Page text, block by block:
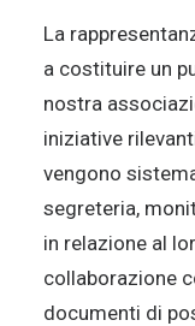
La
a costituire un
nostra
iniziative
vengono
segreteria,
in relazione al
collaborazione
documenti di